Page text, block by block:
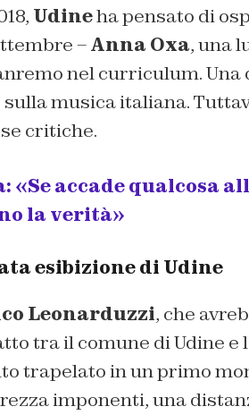
Udineha pensato di
–Anna Oxa, una
nel curriculum.
musica italiana.
critiche.
«Se accade qualcosa
la verità»
esibizione di Udine
Leonarduzzi, che
tra il comune di Udine e
trapelato in un primo
imponenti, una